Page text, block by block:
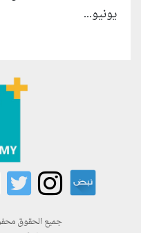
يونيو...
جميع الحقوق